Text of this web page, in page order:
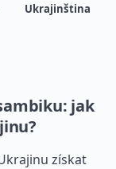
Ukrajinština
jak
získat